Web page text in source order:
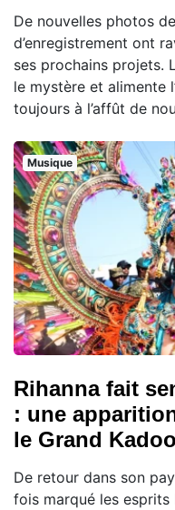
De nouvelles photos
d’enregistrement ont
ses prochains projets.
le mystère et alimente
toujours à l’affût de
Musique
Rihanna fait
: une
le Grand
De retour dans son
fois marqué les